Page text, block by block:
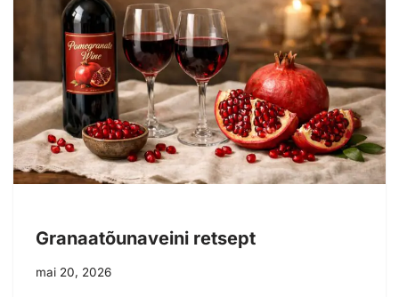
Granaatõunaveini retsept
mai 20, 2026